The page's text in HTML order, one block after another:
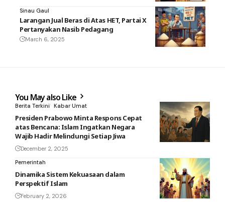
Sinau Gaul
Larangan Jual Beras di Atas HET, Partai X
Pertanyakan Nasib Pedagang
March 6, 2025
You May also Like
Berita Terkini Kabar Umat
Presiden Prabowo Minta Respons Cepat
atas Bencana: Islam Ingatkan Negara
Wajib Hadir Melindungi Setiap Jiwa
December 2, 2025
Pemerintah
Dinamika Sistem Kekuasaan dalam
Perspektif Islam
February 2, 2026